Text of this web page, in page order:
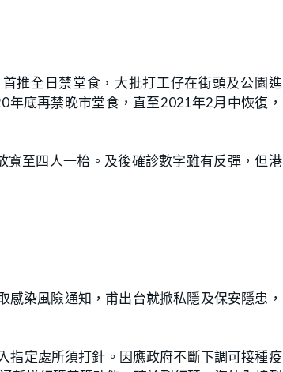
推全日禁堂食，大批打工仔在街頭及公園進
底再禁晚市堂食，直至2021年2月中恢復，
至四人一枱。及後確診數字雖有反彈，但港
染風險通知，甫出台就掀私隱及保安隱患，
指定處所須打針。因應政府不斷下調可接種疫